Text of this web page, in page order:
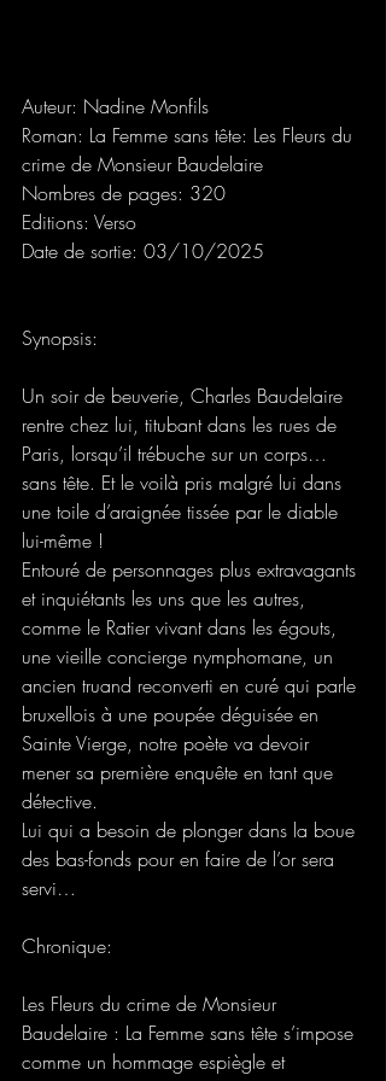
Auteur: Nadine Monfils
Roman: La Femme sans tête: Les Fleurs du
crime de Monsieur Baudelaire
Nombres de pages: 320
Editions: Verso
Date de sortie: 03/10/2025
Synopsis:
Un soir de beuverie, Charles Baudelaire
rentre chez lui, titubant dans les rues de
Paris, lorsqu’il trébuche sur un corps…
sans tête. Et le voilà pris malgré lui dans
une toile d’araignée tissée par le diable
lui-même !
Entouré de personnages plus extravagants
et inquiétants les uns que les autres,
comme le Ratier vivant dans les égouts,
une vieille concierge nymphomane, un
ancien truand reconverti en curé qui parle
bruxellois à une poupée déguisée en
Sainte Vierge, notre poète va devoir
mener sa première enquête en tant que
détective.
Lui qui a besoin de plonger dans la boue
des bas-fonds pour en faire de l’or sera
servi…
Chronique:
Les Fleurs du crime de Monsieur
Baudelaire : La Femme sans tête s’impose
comme un hommage espiègle et